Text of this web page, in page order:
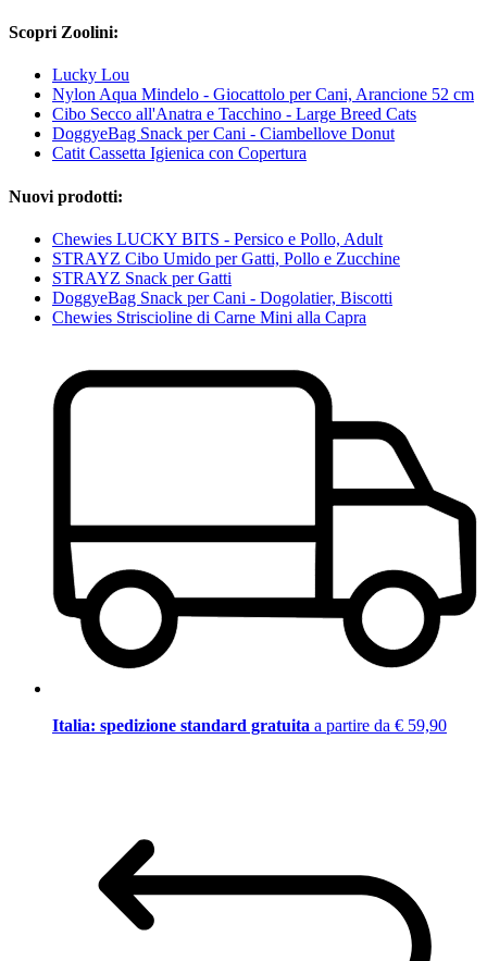
Scopri Zoolini:
Lucky Lou
Nylon Aqua Mindelo - Giocattolo per Cani, Arancione 52 cm
Cibo Secco all'Anatra e Tacchino - Large Breed Cats
DoggyeBag Snack per Cani - Ciambellove Donut
Catit Cassetta Igienica con Copertura
Nuovi prodotti:
Chewies LUCKY BITS - Persico e Pollo, Adult
STRAYZ Cibo Umido per Gatti, Pollo e Zucchine
STRAYZ Snack per Gatti
DoggyeBag Snack per Cani - Dogolatier, Biscotti
Chewies Striscioline di Carne Mini alla Capra
Italia: spedizione standard gratuita a partire da € 59,90